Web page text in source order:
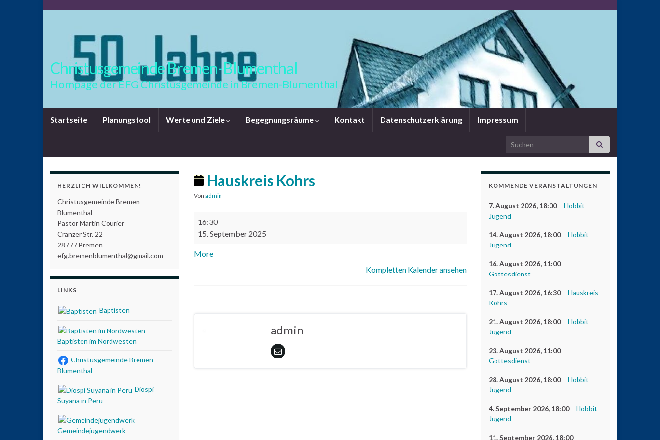
Christusgemeinde Bremen-Blumenthal
Hompage der EFG Christusgemeinde in Bremen-Blumenthal
Startseite Planungstool Werte und Ziele Begegnungsräume Kontakt Datenschutzerklärung Impressum
Search for:
Hauskreis Kohrs
Von admin
Hauskreis Kohrs
16:30
15. September 2025
Moreabout {title}
Kompletten Kalender ansehen
admin
HERZLICH WILLKOMMEN!
Christusgemeinde Bremen-
Blumenthal
Pastor Martin Courier
Cranzer Str. 22
28777 Bremen
efg.bremenblumenthal@gmail.com
LINKS
Baptisten
Baptisten im Nordwesten
Christusgemeinde Bremen-
Blumenthal
Diospi
Suyana in Peru
Gemeindejugendwerk
KOMMENDE VERANSTALTUNGEN
7. August 2026, 18:00– Hobbit-
Jugend
14. August 2026, 18:00– Hobbit-
Jugend
16. August 2026, 11:00–
Gottesdienst
17. August 2026, 16:30– Hauskreis
Kohrs
21. August 2026, 18:00– Hobbit-
Jugend
23. August 2026, 11:00–
Gottesdienst
28. August 2026, 18:00– Hobbit-
Jugend
4. September 2026, 18:00– Hobbit-
Jugend
11. September 2026, 18:00–